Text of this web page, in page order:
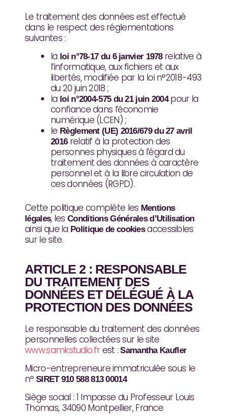
Le traitement des données est effectué
dans le respect des réglementations
suivantes :
la loi n°78-17 du 6 janvier 1978relative à
l’informatique, aux fichiers et aux
libertés, modifiée par la loi n°2018-493
du 20 juin 2018 ;
la loi n°2004-575 du 21 juin 2004pour la
confiance dans l’économie
numérique (LCEN) ;
le Règlement (UE) 2016/679 du 27 avril
2016relatif à la protection des
personnes physiques à l’égard du
traitement des données à caractère
personnel et à la libre circulation de
ces données (RGPD).
Cette politique complète les Mentions
légales, lesConditions Générales d’Utilisation
ainsi que la Politique de cookiesaccessibles
sur le site.
ARTICLE 2 : RESPONSABLE
DU TRAITEMENT DES
DONNÉES ET DÉLÉGUÉ À LA
PROTECTION DES DONNÉES
Le responsable du traitement des données
personnelles collectées sur le site
www.samkstudio.frest :Samantha Kaufler
Micro-entrepreneure immatriculée sous le
n°SIRET 910 588 813 00014
Siège social : 1 Impasse du Professeur Louis
Thomas, 34090 Montpellier, France